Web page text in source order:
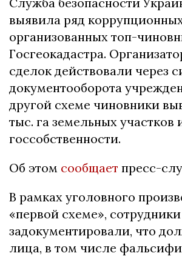
выявила ряд
организованных топ-
Госгеокадастра.
сделок действовали через
документооборота
другой схеме чиновники
тыс. га земельных участков
госсобственности.
Об этом сообщает пресс-
В рамках уголовного
«первой схеме»,
задокументировали, что
лица, в том числе